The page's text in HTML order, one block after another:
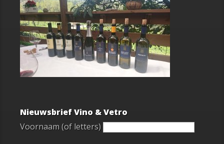
Nieuwsbrief Vino & Vetro
Voornaam (of letters)